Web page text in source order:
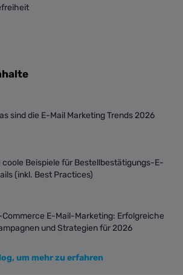
sind die E-Mail Marketing Trends 2026
coole Beispiele für Bestellbestätigungs-E-
(inkl. Best Practices)
Commerce E-Mail-Marketing: Erfolgreiche
und Strategien für 2026
um mehr zu erfahren